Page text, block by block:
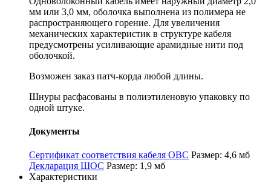
мм или 3,0 мм, оболочка выполнена из полимера не
распространяющего горение. Для увеличения
механических характеристик в структуре кабеля
предусмотрены усиливающие арамидные нити под
оболочкой.
Возможен заказ патч-корда любой длины.
Шнуры расфасованы в полиэтиленовую упаковку по
одной штуке.
Документы
Сертификат соответствия кабеля ОВС Размер: 4,6 мб
Декларация ШОС Размер: 1,9 мб
Характеристики